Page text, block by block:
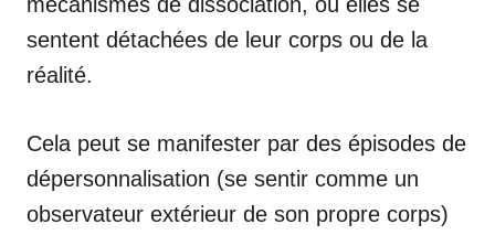
sentent détachées de leur corps ou de la
réalité.
Cela peut se manifester par des épisodes de
dépersonnalisation (se sentir comme un
observateur extérieur de son propre corps)